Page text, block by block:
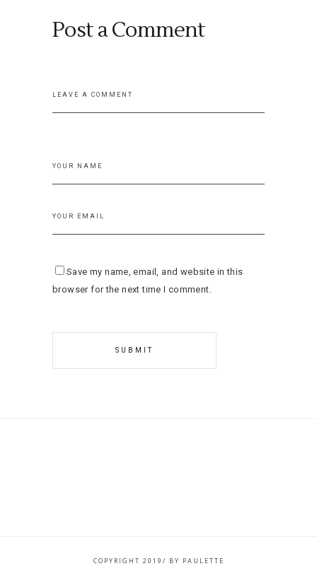
Post a Comment
Save my name, email, and website in this
browser for the next time I comment.
COPYRIGHT 2019/ BY PAULETTE